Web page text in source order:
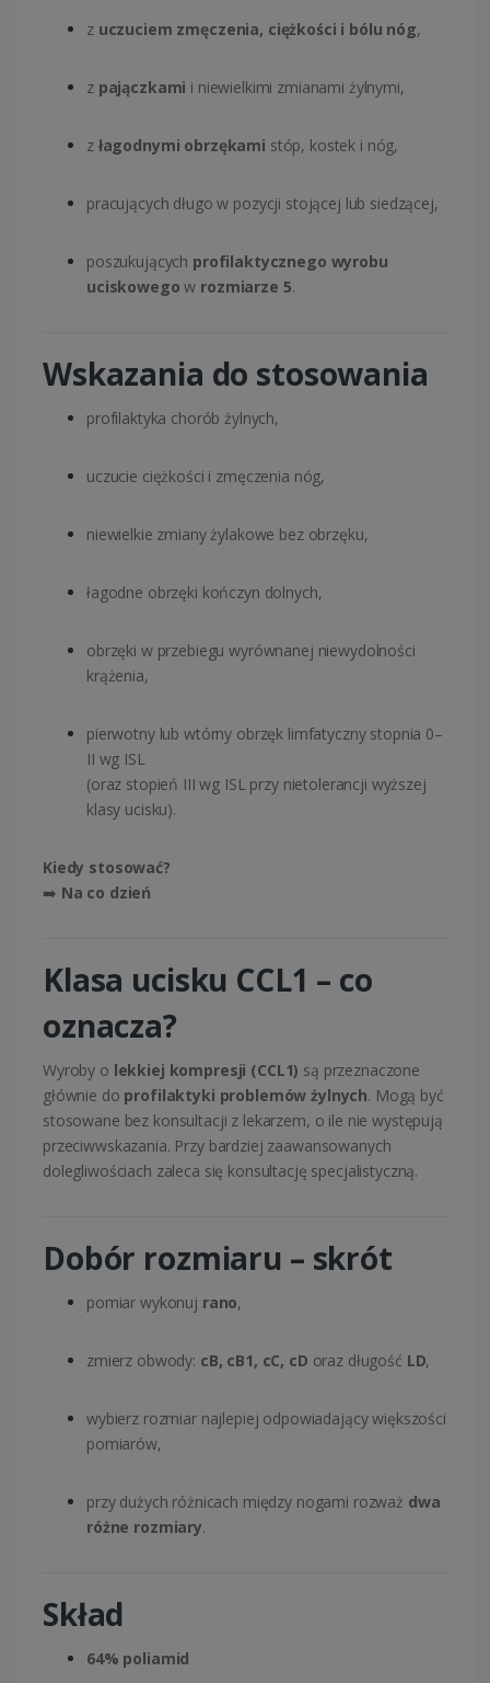
z uczuciem zmęczenia, ciężkości i bólu nóg,
z pajączkami i niewielkimi zmianami żylnymi,
z łagodnymi obrzękami stóp, kostek i nóg,
pracujących długo w pozycji stojącej lub siedzącej,
poszukujących profilaktycznego wyrobu
uciskowego w rozmiarze 5.
Wskazania do stosowania
profilaktyka chorób żylnych,
uczucie ciężkości i zmęczenia nóg,
niewielkie zmiany żylakowe bez obrzęku,
łagodne obrzęki kończyn dolnych,
obrzęki w przebiegu wyrównanej niewydolności
krążenia,
pierwotny lub wtórny obrzęk limfatyczny stopnia 0–
II wg ISL
(oraz stopień III wg ISL przy nietolerancji wyższej
klasy ucisku).
Kiedy stosować?
➡️ Na co dzień
Klasa ucisku CCL1 – co
oznacza?
Wyroby o lekkiej kompresji (CCL1) są przeznaczone
głównie do profilaktyki problemów żylnych. Mogą być
stosowane bez konsultacji z lekarzem, o ile nie występują
przeciwwskazania. Przy bardziej zaawansowanych
dolegliwościach zaleca się konsultację specjalistyczną.
Dobór rozmiaru – skrót
pomiar wykonuj rano,
zmierz obwody: cB, cB1, cC, cD oraz długość LD,
wybierz rozmiar najlepiej odpowiadający większości
pomiarów,
przy dużych różnicach między nogami rozważ dwa
różne rozmiary.
Skład
64% poliamid